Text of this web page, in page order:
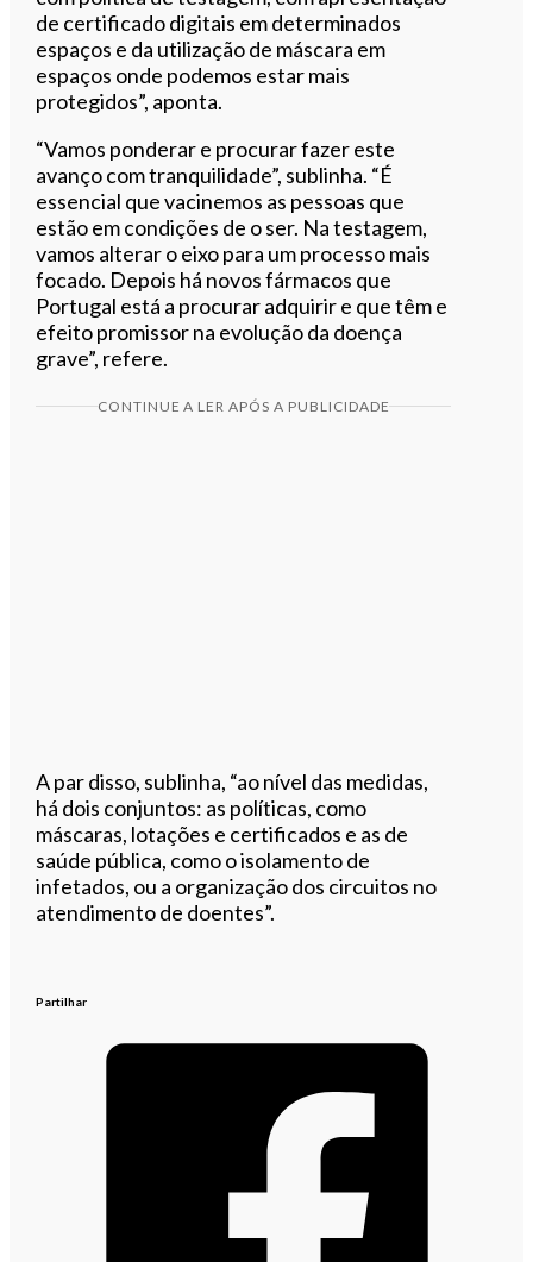
de certificado digitais em determinados
espaços e da utilização de máscara em
espaços onde podemos estar mais
protegidos”, aponta.
“Vamos ponderar e procurar fazer este
avanço com tranquilidade”, sublinha. “É
essencial que vacinemos as pessoas que
estão em condições de o ser. Na testagem,
vamos alterar o eixo para um processo mais
focado. Depois há novos fármacos que
Portugal está a procurar adquirir e que têm e
efeito promissor na evolução da doença
grave”, refere.
CONTINUE A LER APÓS A PUBLICIDADE
A par disso, sublinha, “ao nível das medidas,
há dois conjuntos: as políticas, como
máscaras, lotações e certificados e as de
saúde pública, como o isolamento de
infetados, ou a organização dos circuitos no
atendimento de doentes”.
Partilhar